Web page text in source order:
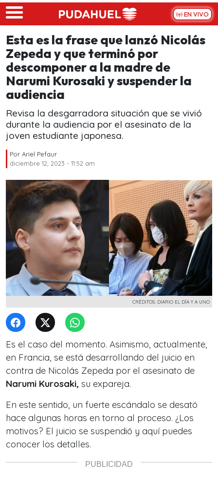
Skip to main content
EN VIVO
Esta es la frase que lanzó Nicolás
Zepeda y que terminó por
descomponer a la madre de
Narumi Kurosaki y suspender la
audiencia
Revisa la desgarradora situación que se vivió
durante la audiencia por el asesinato de la
joven estudiante japonesa.
Por Ariel Pefaur
diciembre 12, 2023 - 11:52 am
CRÉDITOS: DIARIO EL DÍA Y A UNO
Es el caso del momento. Asimismo, actualmente,
en Francia, se está desarrollando del juicio en
contra de Nicolás Zepeda por el asesinato de
Narumi Kurosaki, su expareja.
En este sentido, un fuerte escándalo se desató
hace algunas horas en torno al proceso. ¿Los
motivos? El juicio se suspendió y aquí puedes
conocer los detalles.